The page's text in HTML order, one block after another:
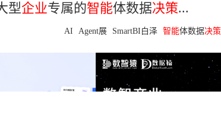
型企业专属的智能体数据决策...
AI Agent展 SmartBI白泽 智能体数据决策